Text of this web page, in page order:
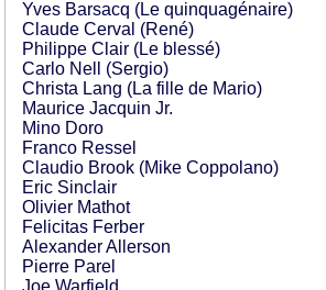
Yves Barsacq (Le quinquagénaire)
Claude Cerval (René)
Philippe Clair (Le blessé)
Carlo Nell (Sergio)
Christa Lang (La fille de Mario)
Maurice Jacquin Jr.
Mino Doro
Franco Ressel
Claudio Brook (Mike Coppolano)
Eric Sinclair
Olivier Mathot
Felicitas Ferber
Alexander Allerson
Pierre Parel
Joe Warfield